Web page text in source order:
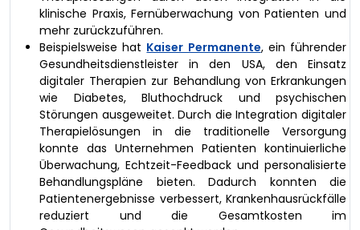
klinische Praxis, Fernüberwachung von Patienten und
mehr zurückzuführen.
Beispielsweise hat Kaiser Permanente, ein führender
Gesundheitsdienstleister in den USA, den Einsatz
digitaler Therapien zur Behandlung von Erkrankungen
wie Diabetes, Bluthochdruck und psychischen
Störungen ausgeweitet. Durch die Integration digitaler
Therapielösungen in die traditionelle Versorgung
konnte das Unternehmen Patienten kontinuierliche
Überwachung, Echtzeit-Feedback und personalisierte
Behandlungspläne bieten. Dadurch konnten die
Patientenergebnisse verbessert, Krankenhausrückfälle
reduziert und die Gesamtkosten im